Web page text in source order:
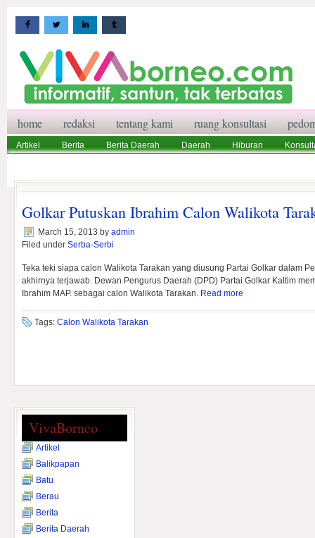
home redaksi tentang kami ruang konsultasi
Artikel Berita Berita Daerah Daerah Hiburan
Golkar Putuskan Ibrahim Calon Walikota
March 15, 2013 by admin
Filed under Serba-Serbi
Teka teki siapa calon Walikota Tarakan yang diusung Partai Golkar dalam
akhirnya terjawab. Dewan Pengurus Daerah (DPD) Partai Golkar Kaltim
Ibrahim MAP. sebagai calon Walikota Tarakan. Read more
Tags: Calon Walikota Tarakan
VivaBorneo
Artikel
Balikpapan
Batu
Berau
Berita
Berita Daerah